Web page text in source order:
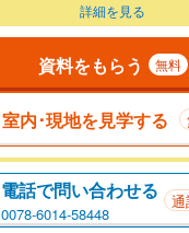
詳細を見る
資料をもらう 無料
室内･現地を見学する
電話で問い合わせる
0078-6014-58448